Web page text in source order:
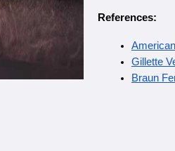
References:
Gillette
Braun